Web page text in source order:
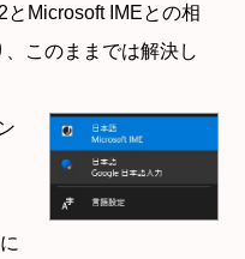
Microsoft IMEとの相
このままでは解決し
に